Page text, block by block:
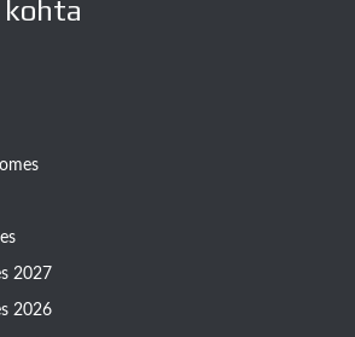
kohta
2027
2026